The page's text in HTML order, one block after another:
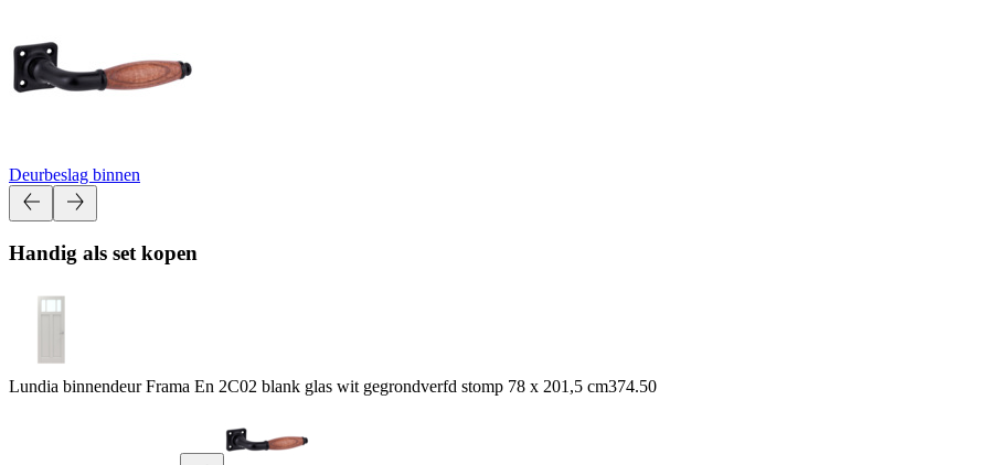
Deurbeslag binnen
Handig als set kopen
Lundia binnendeur Frama En 2C02 blank glas wit gegrondverfd stomp 78 x 201,5 cm374.50